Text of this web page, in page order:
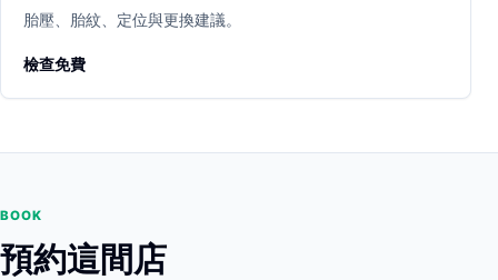
胎壓、胎紋、定位與更換建議。
檢查免費
BOOK
預約這間店